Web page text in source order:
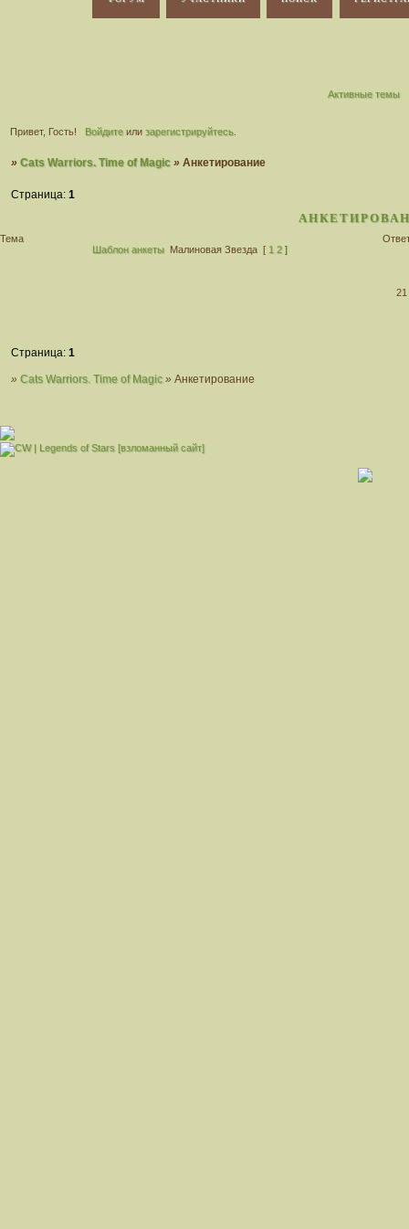
Активные темы
Привет, Гость! Войдитеили зарегистрируйтесь.
»Cats Warriors. Time of Magic »Анкетирование
Страница:1
Тема
Шаблон анкеты Малиновая Звезда [ 1 2 ]
21
Страница:1
»Cats Warriors. Time of Magic »Анкетирование
[взломанный сайт]